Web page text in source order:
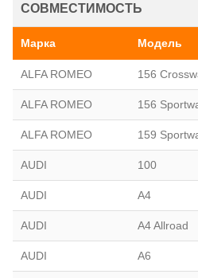
СОВМЕСТИМОСТЬ
Марка Модель
ALFA ROMEO 156
ALFA ROMEO 156
ALFA ROMEO 159
AUDI 100
AUDI A4
AUDI A4 Allroad
AUDI A6